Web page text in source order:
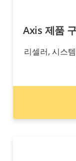
Axis 제품
리셀러, 시스